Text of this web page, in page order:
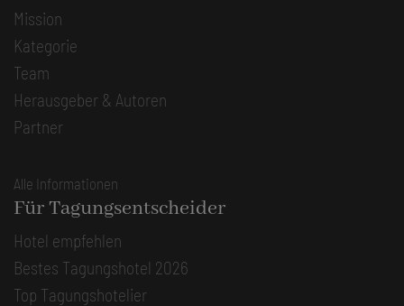
Mission
Kategorie
Team
Herausgeber & Autoren
Partner
Alle Informationen
Für Tagungsentscheider
Hotel empfehlen
Bestes Tagungshotel 2026
Top Tagungshotelier